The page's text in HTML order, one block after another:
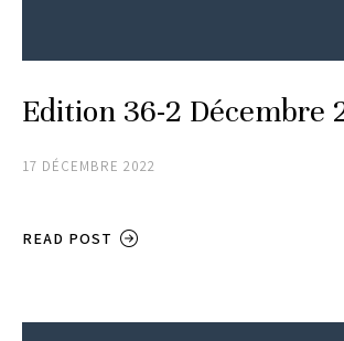
Edition 36-2 Décembre
17 DÉCEMBRE 2022
READ POST